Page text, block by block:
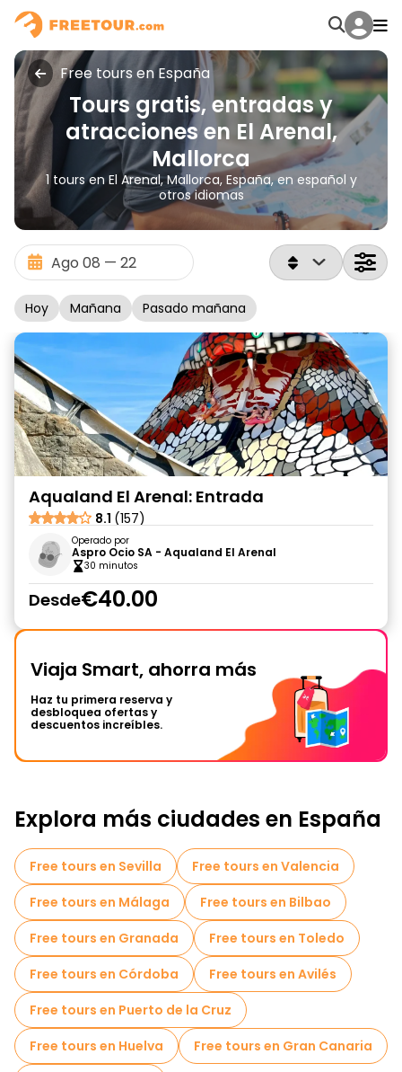
Free tours en España
Tours gratis, entradas y
atracciones en El Arenal,
Mallorca
1 tours en El Arenal, Mallorca, España, en español y
otros idiomas
Hoy Mañana Pasado mañana
Aqualand El Arenal: Entrada
8.1 (157)
Operado por
Aspro Ocio SA - Aqualand El Arenal
30 minutos
Desde€40.00
Viaja Smart, ahorra más
Haz tu primera reserva y
desbloquea ofertas y
descuentos increíbles.
Explora más ciudades en España
Free tours en Sevilla
Free tours en Valencia
Free tours en Málaga
Free tours en Bilbao
Free tours en Granada
Free tours en Toledo
Free tours en Córdoba
Free tours en Avilés
Free tours en Puerto de la Cruz
Free tours en Huelva
Free tours en Gran Canaria